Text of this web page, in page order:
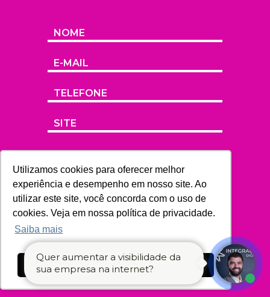
Utilizamos cookies para oferecer melhor
experiência e desempenho em nosso site. Ao
utilizar este site, você concorda com o uso de
cookies. Veja em nossa política de privacidade.
Saiba mais
Ok, entendi!
ENVIAR
Quer aumentar a visibilidade da
sua empresa na internet?